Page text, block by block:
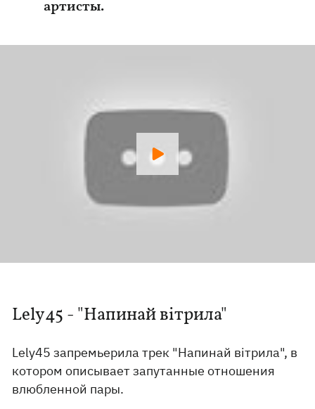
артисты.
Lely45 - "Напинай вітрила"
Lely45 запремьерила трек "Напинай вітрила", в
котором описывает запутанные отношения
влюбленной пары.